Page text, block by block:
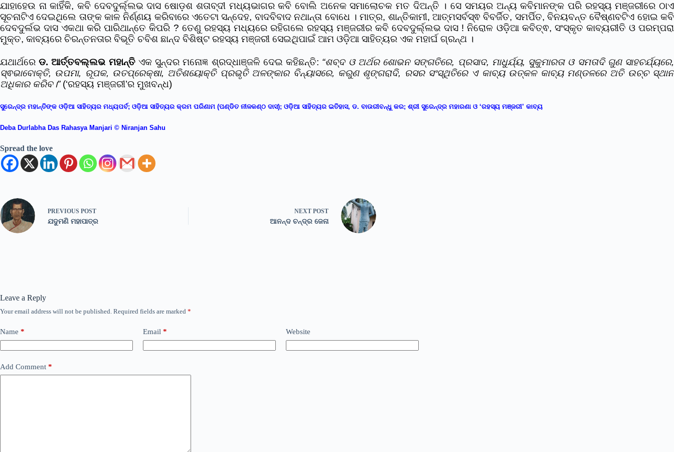
ଯାହାହେଉ ନା କାହିଁକି, କବି ଦେବଦୁର୍ଲ୍ଲଭ ଦାସ ଷୋଡ଼ଶ ଶତାବ୍ଦୀ ମଧ୍ୟଭାଗର କବି ବୋଲି ଅନେକ ସମାଲୋଚକ ମତ ଦିଅନ୍ତି । ସେ ସମୟର ଅନ୍ୟ କବିମାନଙ୍କ ପରି ରହସ୍ୟ ମଞ୍ଜରୀରେ ଠାଏ
ସୂଚନାଟିଏ ଦେଇଥିଲେ ତାଙ୍କ କାଳ ନିର୍ଣ୍ଣୟ କରିବାରେ ଏତେଟା ସନ୍ଦେହ, ବାଦବିବାଦ ନଥାନ୍ତା ବୋଧେ । ମାତ୍ର, ଶାନ୍ତିକାମୀ, ଆତ୍ମସର୍ବସ୍ଵ ବିବର୍ଜିତ, ସମର୍ପିତ, ବିନୟବନ୍ତ ବୈଷ୍ଣବଟିଏ ହୋଇ କବି
ଦେବଦୁର୍ଲଭ ଦାସ ଏକଥା କରି ପାରିଥାନ୍ତେ କିପରି ? ତେଣୁ ରହସ୍ୟ ମଧ୍ୟରେ ରହିଗଲେ ରହସ୍ୟ ମଞ୍ଜରୀର କବି ଦେବଦୁର୍ଲ୍ଲଭ ଦାସ ! ନିରୋଳ ଓଡ଼ିଆ କବିତ୍ଵ, ସଂସ୍କୃତ କାବ୍ୟରୀତି ଓ ପରମ୍ପରା
ମୁକ୍ତ, କାବ୍ୟରେ ଚିରନ୍ତନତାର ବିଭୂତି ଚବିଶ ଛାନ୍ଦ ବିଶିଷ୍ଟ ରହସ୍ୟ ମଞ୍ଜରୀ ସେଇଥିପାଇଁ ଆମ ଓଡ଼ିଆ ସାହିତ୍ୟର ଏକ ମହାର୍ଘ ଗ୍ରନ୍ଥ ।
ଯଥାର୍ଥରେଡ. ଆର୍ତ୍ତବଲ୍ଲଭ ମହାନ୍ତିଏକ ସୁନ୍ଦର ମନୋଜ୍ଞ ଶ୍ରଦ୍ଧାଞ୍ଜଳି ଦେଇ କହିଛନ୍ତି: “ଶବ୍ଦ ଓ ଅର୍ଥର ଶୋଭନ ସଙ୍ଗତିରେ, ପ୍ରସାଦ, ମାଧୁର୍ଯ୍ୟ, ସୁକୁମାରତା ଓ ସମତାଦି ଗୁଣ ସାହଚର୍ଯ୍ୟରେ,
ସ୍ଵଭାବୋକ୍ତି, ଉପମା, ରୂପକ, ଉତପ୍ରେକ୍ଷା, ଅତିଶୟୋକ୍ତି ପ୍ରଭୃତି ଅଳଙ୍କାର ବିନ୍ୟାସରେ, କରୁଣ ଶୃଙ୍ଗରାଦି, ରସର ସଂସ୍ଥିତିରେ ଏ କାବ୍ୟ ଉତ୍କଳ କାବ୍ୟ ମଣ୍ଡଳରେ ଅତି ଉଚ୍ଚ ସ୍ଥାନ
ଅଧିକାର କରିବ।”(‘ରହସ୍ୟ ମଞ୍ଜରୀ’ର ମୁଖବନ୍ଧ)
ସୁରେନ୍ଦ୍ର ମହାନ୍ତିଙ୍କ ଓଡ଼ିଆ ସାହିତ୍ୟର ମଧ୍ୟପର୍ବ; ଓଡ଼ିଆ ସାହିତ୍ୟର କ୍ରମ ପରିଣାମ (ପଣ୍ଡିତ ନୀଳକଣ୍ଠ ଦାସ); ଓଡ଼ିଆ ସାହିତ୍ୟର ଇତିହାସ, ଡ. ବାଉରୀବନ୍ଧୁ କର; ଶ୍ରୀ ସୁରେନ୍ଦ୍ର ମହାରଣା ଓ ‘ରହସ୍ୟ ମଞ୍ଜରୀ’ କାବ୍ୟ
Deba Durlabha Das Rahasya Manjari © Niranjan Sahu
Spread the love
PREVIOUS POST
ଯଦୁମଣି ମହାପାତ୍ର
NEXT POST
ଆନନ୍ଦ ଚନ୍ଦ୍ର ଜେନା
Leave a Reply
Your email address will not be published. Required fields are marked *
Name * Email * Website
Add Comment *